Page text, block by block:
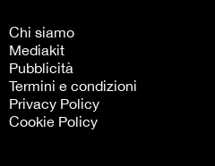
Chi siamo
Mediakit
Pubblicità
Termini e condizioni
Privacy Policy
Cookie Policy